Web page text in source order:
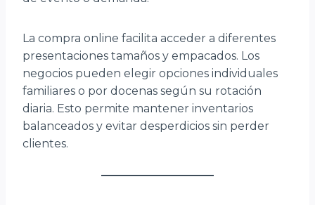
La compra online facilita acceder a diferentes
presentaciones tamaños y empacados. Los
negocios pueden elegir opciones individuales
familiares o por docenas según su rotación
diaria. Esto permite mantener inventarios
balanceados y evitar desperdicios sin perder
clientes.